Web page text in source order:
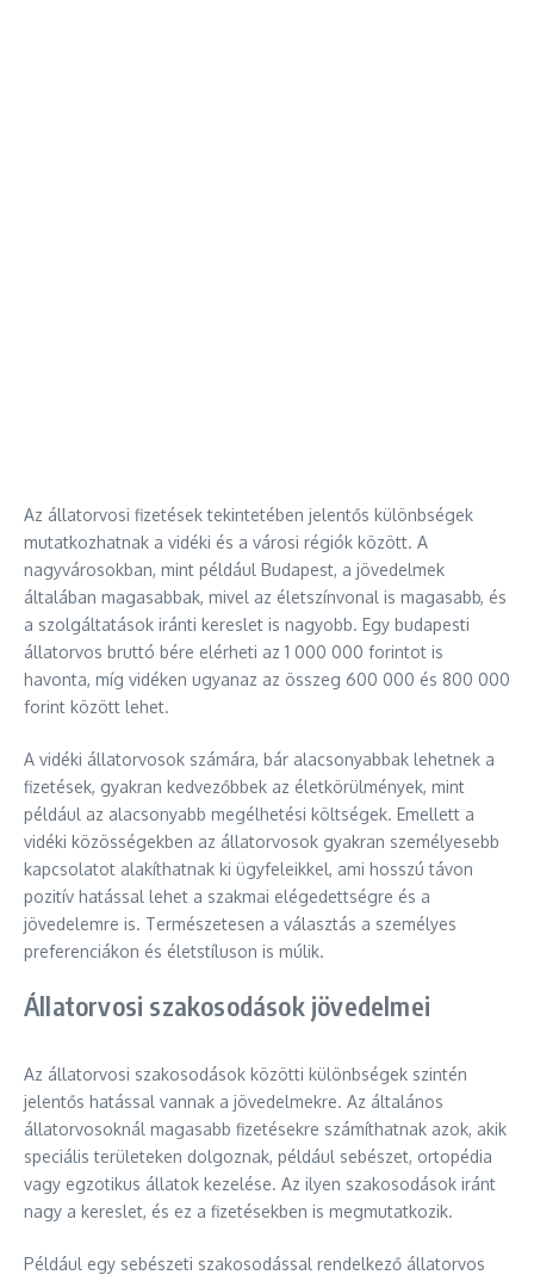
Az állatorvosi fizetések tekintetében jelentős különbségek
mutatkozhatnak a vidéki és a városi régiók között. A
nagyvárosokban, mint például Budapest, a jövedelmek
általában magasabbak, mivel az életszínvonal is magasabb, és
a szolgáltatások iránti kereslet is nagyobb. Egy budapesti
állatorvos bruttó bére elérheti az 1 000 000 forintot is
havonta, míg vidéken ugyanaz az összeg 600 000 és 800 000
forint között lehet.
A vidéki állatorvosok számára, bár alacsonyabbak lehetnek a
fizetések, gyakran kedvezőbbek az életkörülmények, mint
például az alacsonyabb megélhetési költségek. Emellett a
vidéki közösségekben az állatorvosok gyakran személyesebb
kapcsolatot alakíthatnak ki ügyfeleikkel, ami hosszú távon
pozitív hatással lehet a szakmai elégedettségre és a
jövedelemre is. Természetesen a választás a személyes
preferenciákon és életstíluson is múlik.
Állatorvosi szakosodások jövedelmei
Az állatorvosi szakosodások közötti különbségek szintén
jelentős hatással vannak a jövedelmekre. Az általános
állatorvosoknál magasabb fizetésekre számíthatnak azok, akik
speciális területeken dolgoznak, például sebészet, ortopédia
vagy egzotikus állatok kezelése. Az ilyen szakosodások iránt
nagy a kereslet, és ez a fizetésekben is megmutatkozik.
Például egy sebészeti szakosodással rendelkező állatorvos